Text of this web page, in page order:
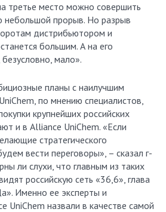
третье место можно совершить
небольшой прорыв. Но разрыв
дистрибьютором и
большим. А на его
мало».
планы с наилучшим
по мнению специалистов,
крупнейших российских
и в Alliance UniChem. «Если
стратегического
вести переговоры», – сказал г-
ли слухи, что главным из таких
российскую сеть «36,6», глава
Именно ее эксперты и
UniChem назвали в качестве самой